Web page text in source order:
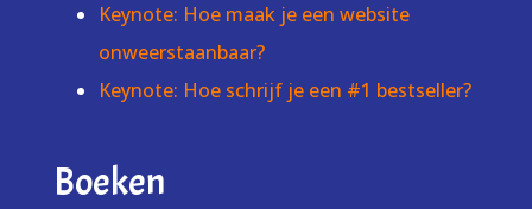
Keynote: Hoe maak je een website
onweerstaanbaar?
Keynote: Hoe schrijf je een #1 bestseller?
Boeken